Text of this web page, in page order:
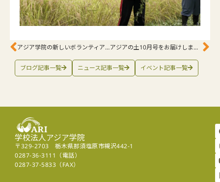
アジア学院の新しいボランティアたち: 収穫感謝祭の準備に向けて アジアの土10月号をお届けします。トピックは「気候変動と気候正義」。
ブログ記事一覧 ニュース記事一覧 イベント記事一覧
学校法人アジア学院
〒329-2703 栃木県那須塩原市槻沢442-1
0287-36-3111（電話）
0287-37-5833（FAX）